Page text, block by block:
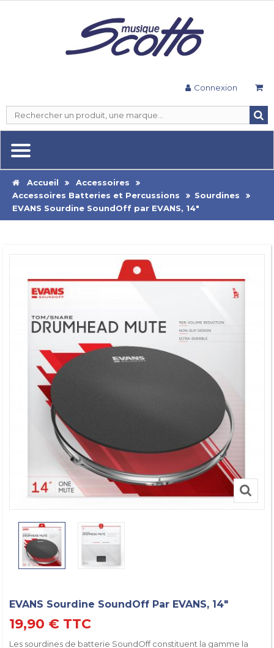
Connexion
Accueil
Accessoires
Accessoires Batteries et Percussions
Sourdines
EVANS Sourdine SoundOff par EVANS, 14"
EVANS Sourdine SoundOff Par EVANS, 14"
19,90 € TTC
Les sourdines de batterie SoundOff constituent la gamme la